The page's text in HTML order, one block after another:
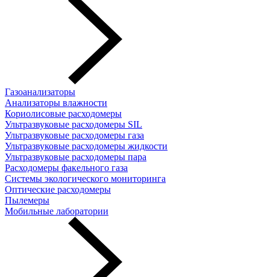
Газоанализаторы
Анализаторы влажности
Кориолисовые расходомеры
Ультразвуковые расходомеры SIL
Ультразвуковые расходомеры газа
Ультразвуковые расходомеры жидкости
Ультразвуковые расходомеры пара
Расходомеры факельного газа
Системы экологического мониторинга
Оптические расходомеры
Пылемеры
Мобильные лаборатории